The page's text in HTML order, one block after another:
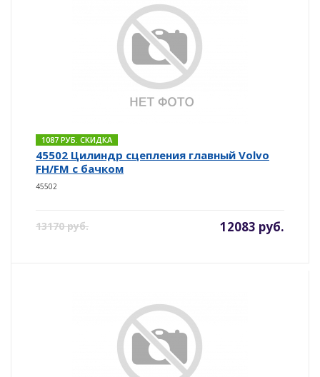
1087 РУБ. СКИДКА
45502 Цилиндр сцепления главный Volvo
FH/FM с бачком
45502
13170 руб. 12083 руб.